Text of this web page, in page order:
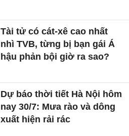
Tài tử có cát-xê cao nhất
nhì TVB, từng bị bạn gái Á
hậu phản bội giờ ra sao?
Dự báo thời tiết Hà Nội hôm
nay 30/7: Mưa rào và dông
xuất hiện rải rác